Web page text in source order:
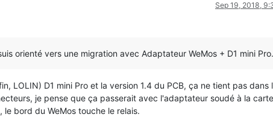
Sep 19, 2018,
orienté vers une migration avec Adaptateur WeMos + D1 mini Pro.
LOLIN) D1 mini Pro et la version 1.4 du PCB, ça ne tient pas dans
je pense que ça passerait avec l'adaptateur soudé à la
le bord du WeMos touche le relais.